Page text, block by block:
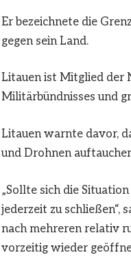
Er bezeichnete die
gegen sein Land.
Litauen ist Mitglied der
Militärbündnisses und
Litauen warnte davor,
und Drohnen
„Sollte sich die
jederzeit zu schließen“,
nach mehreren relativ
vorzeitig wieder